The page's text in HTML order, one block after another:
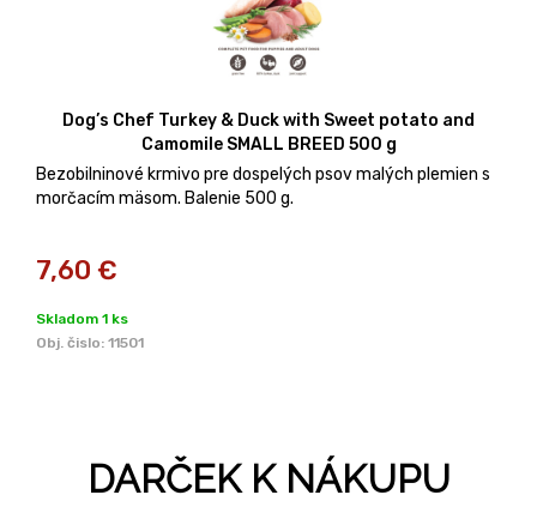
Dog’s Chef Turkey & Duck with Sweet potato and
Camomile SMALL BREED 500 g
Bezobilninové krmivo pre dospelých psov malých plemien s
morčacím mäsom. Balenie 500 g.
7,60 €
Skladom 1 ks
Obj. čislo: 11501
DARČEK K NÁKUPU